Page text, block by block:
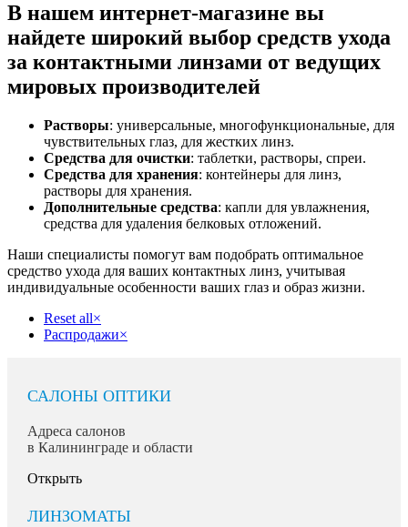
В нашем интернет-магазине вы
найдете широкий выбор средств ухода
за контактными линзами от ведущих
мировых производителей
Растворы: универсальные, многофункциональные, для
чувствительных глаз, для жестких линз.
Средства для очистки: таблетки, растворы, спреи.
Средства для хранения: контейнеры для линз,
растворы для хранения.
Дополнительные средства: капли для увлажнения,
средства для удаления белковых отложений.
Наши специалисты помогут вам подобрать оптимальное
средство ухода для ваших контактных линз, учитывая
индивидуальные особенности ваших глаз и образ жизни.
Reset all×
Распродажи×
САЛОНЫ ОПТИКИ
Адреса салонов
в Калининграде и области
Открыть
ЛИНЗОМАТЫ